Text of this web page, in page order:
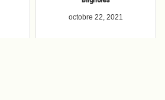
octobre 22, 2021